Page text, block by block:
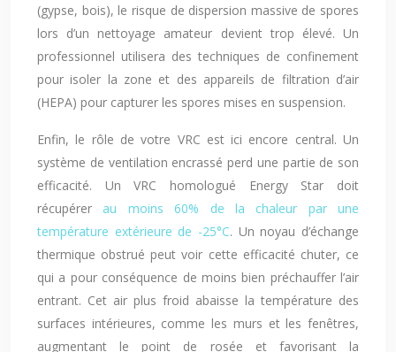
(gypse, bois), le risque de dispersion massive de spores
lors d’un nettoyage amateur devient trop élevé. Un
professionnel utilisera des techniques de confinement
pour isoler la zone et des appareils de filtration d’air
(HEPA) pour capturer les spores mises en suspension.
Enfin, le rôle de votre VRC est ici encore central. Un
système de ventilation encrassé perd une partie de son
efficacité. Un VRC homologué Energy Star doit
récupérer au moins 60% de la chaleur par une
température extérieure de -25°C. Un noyau d’échange
thermique obstrué peut voir cette efficacité chuter, ce
qui a pour conséquence de moins bien préchauffer l’air
entrant. Cet air plus froid abaisse la température des
surfaces intérieures, comme les murs et les fenêtres,
augmentant le point de rosée et favorisant la